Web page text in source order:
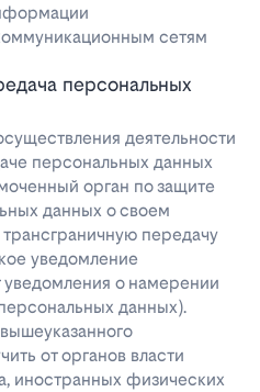
сетям
персональных
деятельности
персональных данных
орган по защите
данных о своем
передачу
уведомление
уведомления о намерении
данных).
от органов власти
иностранных физических